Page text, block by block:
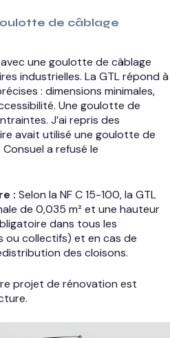
de câblage
une goulotte de câblage
industrielles. La GTL répond à
: dimensions minimales,
Une goulotte de
J’ai repris des
avait utilisé une goulotte de
a refusé le
: Selon la NF C 15-100, la GTL
de 0,035 m² et une hauteur
dans tous les
ou collectifs) et en cas de
des cloisons.
projet de rénovation est